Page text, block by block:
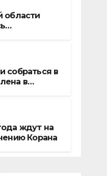
области
собраться в
в
ждут на
Корана